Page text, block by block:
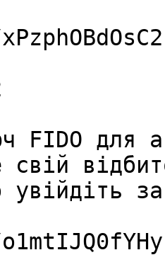
FIDO для
свій
увійдіть